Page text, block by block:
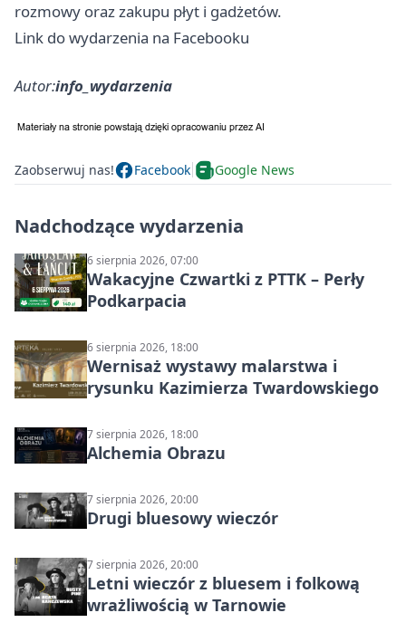
rozmowy oraz zakupu płyt i gadżetów.
Link do wydarzenia na Facebooku
Autor:info_wydarzenia
Zaobserwuj nas! Facebook Google News
Nadchodzące wydarzenia
6 sierpnia 2026, 07:00
Wakacyjne Czwartki z PTTK – Perły
Podkarpacia
6 sierpnia 2026, 18:00
Wernisaż wystawy malarstwa i
rysunku Kazimierza Twardowskiego
7 sierpnia 2026, 18:00
Alchemia Obrazu
7 sierpnia 2026, 20:00
Drugi bluesowy wieczór
7 sierpnia 2026, 20:00
Letni wieczór z bluesem i folkową
wrażliwością w Tarnowie